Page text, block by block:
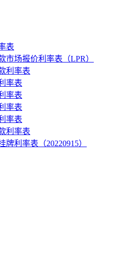
表
市场报价利率表（LPR）
利率表
率表
率表
率表
率表
利率表
利率表（20220915）